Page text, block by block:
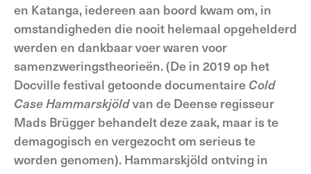
en Katanga, iedereen aan boord kwam om, in
omstandigheden die nooit helemaal opgehelderd
werden en dankbaar voer waren voor
samenzweringstheorieën. (De in 2019 op het
Docville festival getoonde documentaire Cold
Case Hammarskjöldvan de Deense regisseur
Mads Brügger behandelt deze zaak, maar is te
demagogisch en vergezocht om serieus te
worden genomen). Hammarskjöld ontving in